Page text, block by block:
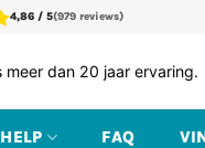
4,86 / 5(979 reviews)
meer dan 20 jaar ervaring.
FAQ